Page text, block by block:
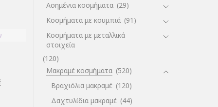
Ασημένια κοσμήματα (29)
Κοσμήματα με κουμπιά (91)
Κοσμήματα με μεταλλικά
στοιχεία
(120)
Μακραμέ κοσμήματα (520)
Βραχιόλια μακραμέ (120)
Δαχτυλίδια μακραμέ (44)